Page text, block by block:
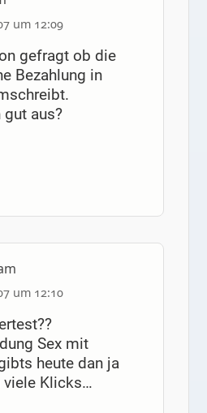
um 12:09
gefragt ob die
Bezahlung in
gut aus?
um 12:10
Sex mit
heute dan ja
viele Klicks…